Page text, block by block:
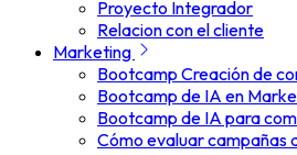
Proyecto Integrador
Relacion con el cliente
Marketing
Bootcamp Creación de
Bootcamp de IA en
Bootcamp de IA para
Cómo evaluar campañas